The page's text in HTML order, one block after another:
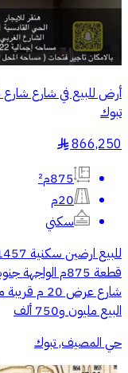
أرض للبيع في شارع
تبوك
866,250
§
875م²
20م
سكني
البيع مليون و750 ألف
حي المصيف, تبوك